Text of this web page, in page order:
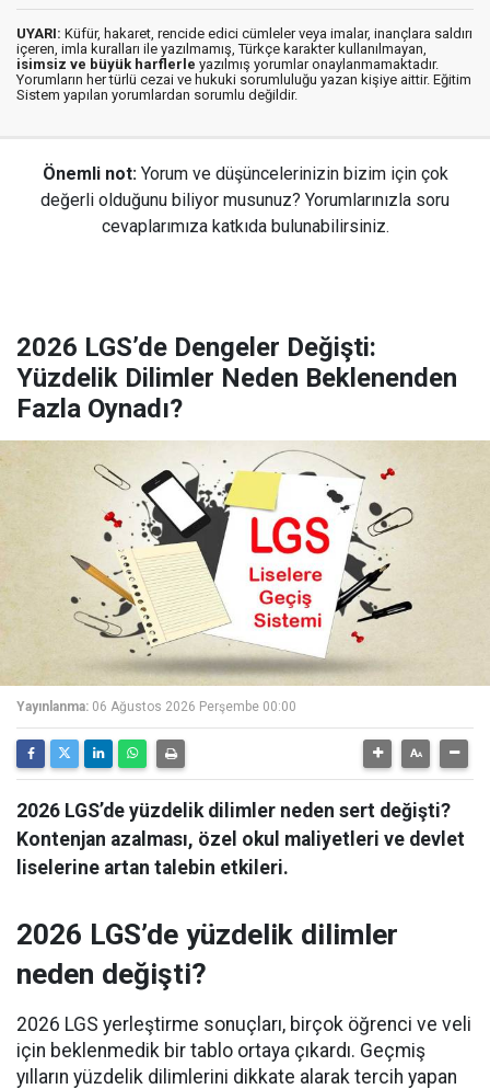
UYARI: Küfür, hakaret, rencide edici cümleler veya imalar, inançlara saldırı
içeren, imla kuralları ile yazılmamış, Türkçe karakter kullanılmayan,
isimsiz ve büyük harflerle yazılmış yorumlar onaylanmamaktadır.
Yorumların her türlü cezai ve hukuki sorumluluğu yazan kişiye aittir. Eğitim
Sistem yapılan yorumlardan sorumlu değildir.
Önemli not: Yorum ve düşüncelerinizin bizim için çok
değerli olduğunu biliyor musunuz? Yorumlarınızla soru
cevaplarımıza katkıda bulunabilirsiniz.
2026 LGS’de Dengeler Değişti:
Yüzdelik Dilimler Neden Beklenenden
Fazla Oynadı?
Yayınlanma: 06 Ağustos 2026 Perşembe 00:00
2026 LGS’de yüzdelik dilimler neden sert değişti?
Kontenjan azalması, özel okul maliyetleri ve devlet
liselerine artan talebin etkileri.
2026 LGS’de yüzdelik dilimler
neden değişti?
2026 LGS yerleştirme sonuçları, birçok öğrenci ve veli
için beklenmedik bir tablo ortaya çıkardı. Geçmiş
yılların yüzdelik dilimlerini dikkate alarak tercih yapan